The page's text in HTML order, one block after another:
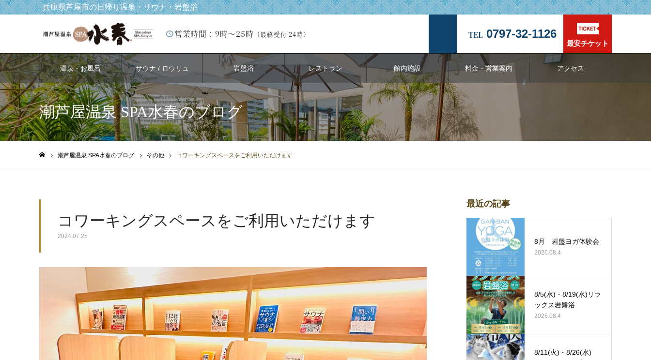
兵庫県芦屋市の日帰り温泉・サウナ・岩盤浴
営業時間：9時～25時 （最終受付 24時）
最安チケット
0797-32-1126
温泉・お風呂 サウナ / ロウリュ 岩盤浴 レストラン 館内施設 料金・営業案内 アクセス
潮芦屋温泉 SPA水春のブログ
潮芦屋温泉 SPA水春のブログ その他 コワーキングスペースをご利用いただけます
コワーキングスペースをご利用いただけます
2024.07.25
最近の記事
8月 岩盤ヨガ体験会
2026.08.4
8/5(水)・8/19(水)リラ
ックス岩盤浴
2026.08.4
8/11(火)・8/26(水)